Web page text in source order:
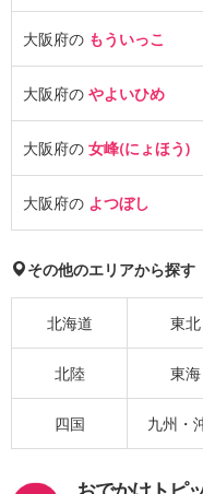
大阪府の もういっこ
大阪府の やよいひめ
大阪府の 女峰(にょほう)
大阪府の よつぼし
その他のエリアから探す
北海道 東北
北陸 東海
四国 九州・